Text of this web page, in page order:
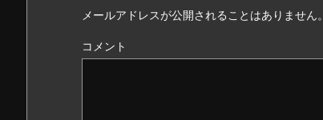
メールアドレスが公開されることはありません。
コメント